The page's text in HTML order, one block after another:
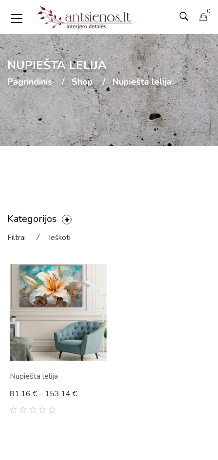
0
NUPIEŠTA LELIJA
Pagrindinis Shop Nupiešta lelija
Kategorijos
Filtrai ⁄ Ieškoti
Nupiešta lelija
81.16 €– 153.14 €